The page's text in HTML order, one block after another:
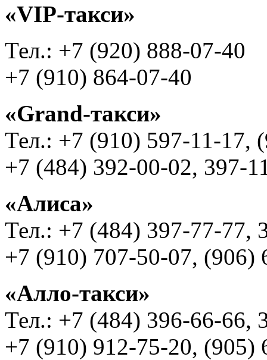
«VIP-такси»
Тел.: +7 (920) 888-07-40
+7 (910) 864-07-40
«Grand-такси»
Тел.: +7 (910) 597-11-17,
+7 (484) 392-00-02, 397-
«Алиса»
Тел.: +7 (484) 397-77-77,
+7 (910) 707-50-07, (906)
«Алло-такси»
Тел.: +7 (484) 396-66-66,
+7 (910) 912-75-20, (905)